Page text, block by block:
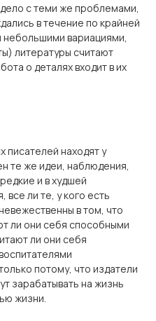
с теми же проблемами,
в течение по крайней
вариациями,
литературы считают
о деталях входит в их
писателей находят у
те же идеи, наблюдения,
и в худшей
ли те, у кого есть
в том, что
ли они себя способными
ли они себя
потому, что издатели
зарабатывать на жизнь
жизни.